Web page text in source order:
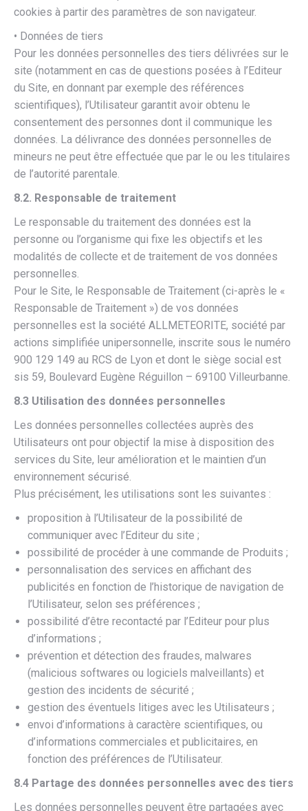
cookies à partir des paramètres de son navigateur.
• Données de tiers
Pour les données personnelles des tiers délivrées sur le
site (notamment en cas de questions posées à l’Editeur
du Site, en donnant par exemple des références
scientifiques), l’Utilisateur garantit avoir obtenu le
consentement des personnes dont il communique les
données. La délivrance des données personnelles de
mineurs ne peut être effectuée que par le ou les titulaires
de l’autorité parentale.
8.2. Responsable de traitement
Le responsable du traitement des données est la
personne ou l’organisme qui fixe les objectifs et les
modalités de collecte et de traitement de vos données
personnelles.
Pour le Site, le Responsable de Traitement (ci-après le «
Responsable de Traitement ») de vos données
personnelles est la société ALLMETEORITE, société par
actions simplifiée unipersonnelle, inscrite sous le numéro
900 129 149 au RCS de Lyon et dont le siège social est
sis 59, Boulevard Eugène Réguillon – 69100 Villeurbanne.
8.3 Utilisation des données personnelles
Les données personnelles collectées auprès des
Utilisateurs ont pour objectif la mise à disposition des
services du Site, leur amélioration et le maintien d’un
environnement sécurisé.
Plus précisément, les utilisations sont les suivantes :
proposition à l’Utilisateur de la possibilité de
communiquer avec l’Editeur du site ;
possibilité de procéder à une commande de Produits ;
personnalisation des services en affichant des
publicités en fonction de l’historique de navigation de
l’Utilisateur, selon ses préférences ;
possibilité d’être recontacté par l’Editeur pour plus
d’informations ;
prévention et détection des fraudes, malwares
(malicious softwares ou logiciels malveillants) et
gestion des incidents de sécurité ;
gestion des éventuels litiges avec les Utilisateurs ;
envoi d’informations à caractère scientifiques, ou
d’informations commerciales et publicitaires, en
fonction des préférences de l’Utilisateur.
8.4 Partage des données personnelles avec des tiers
Les données personnelles peuvent être partagées avec